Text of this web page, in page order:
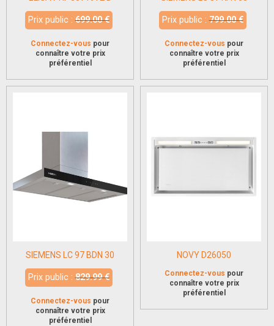
Prix public :699.00 €
Connectez-vous pour
connaître votre prix
préférentiel
Prix public :799.00 €
Connectez-vous pour
connaître votre prix
préférentiel
SIEMENS LC 97 BDN 30
Prix public :829.99 €
Connectez-vous pour
connaître votre prix
préférentiel
NOVY D26050
Connectez-vous pour
connaître votre prix
préférentiel